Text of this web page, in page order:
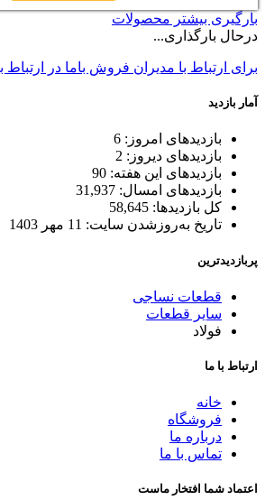
بارگیری بیشتر محصولات
درحال بارگذاری...
برای ارتباط با مدیران فروش باما در ارتباط باشید :
آمار بازدید
بازدیدهای امروز: 6
بازدیدهای دیروز: 2
بازدیدهای این هفته: 90
بازدیدهای امسال: 31,937
کل بازدیدها: 58,645
تاریخ به‌روزشدن سایت: 11 مهر 1403
پربازدیدترین
قطعات نساجی
سایر قطعات
فولاد
ارتباط با ما
خانه
فروشگاه
درباره ما
تماس با ما
اعتماد شما افتخار ماست